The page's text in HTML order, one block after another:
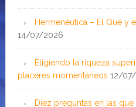
Hermenéutica – El Qué y
14/07/2026
Eligiendo la riqueza
placeres momentáneos 12/
Diez preguntas en las